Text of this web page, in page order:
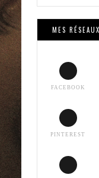
MES
FACEBOOK
PINTEREST